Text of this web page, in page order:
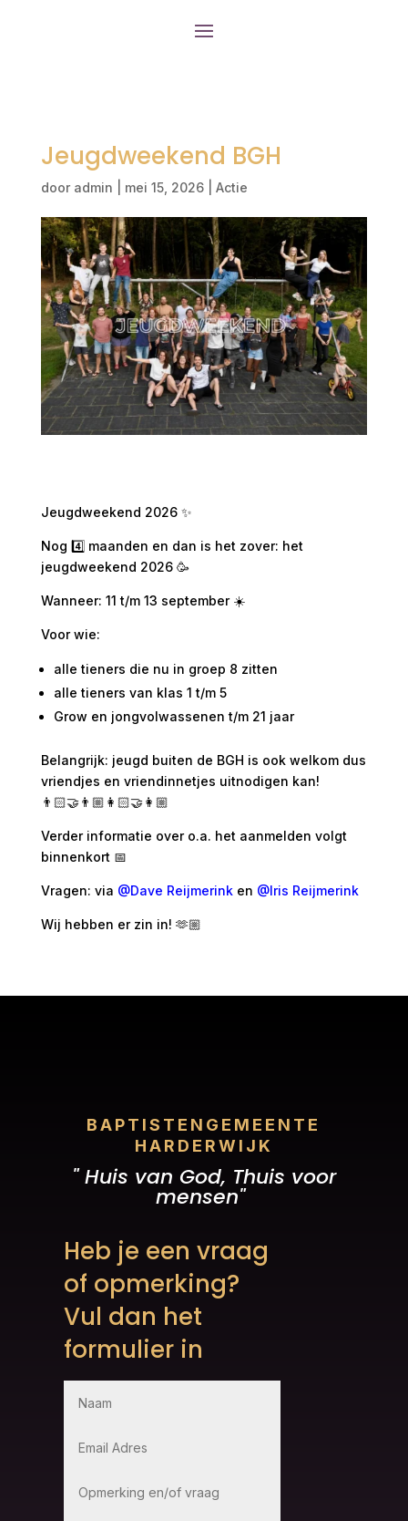
Jeugdweekend BGH
door admin mei 15, 2026| Actie
Jeugdweekend 2026 ✨
Nog 4️⃣ maanden en dan is het zover: het
jeugdweekend 2026 🥳
Wanneer: 11 t/m 13 september ☀️
Voor wie:
alle tieners die nu in groep 8 zitten
alle tieners van klas 1 t/m 5
Grow en jongvolwassenen t/m 21 jaar
Belangrijk: jeugd buiten de BGH is ook welkom dus
vriendjes en vriendinnetjes uitnodigen kan!
👨🏻‍🤝‍👨🏼👩🏻‍🤝‍👩🏼
Verder informatie over o.a. het aanmelden volgt
binnenkort 📅
Vragen: via @Dave Reijmerinken @Iris Reijmerink
Wij hebben er zin in! 🫶🏼
BAPTISTENGEMEENTE
HARDERWIJK
" Huis van God, Thuis voor
mensen"
Heb je een vraag
of opmerking?
Vul dan het
formulier in